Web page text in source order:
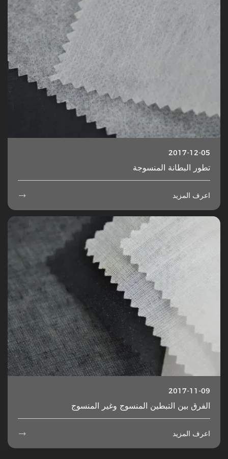
2017-12-05
تطور البطانة المنسوجة
اعرف المزيد 
2017-11-09
الفرق بين التبطين المنسوج وغير المنسوج
اعرف المزيد 